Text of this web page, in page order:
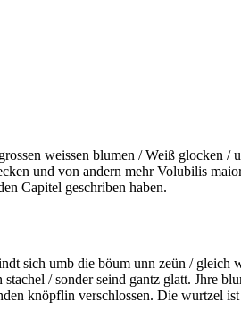
weissen blumen / Weiß glocken /
und von andern mehrVolubilis
Capitel geschriben haben.
sich umb die böum unn zeün / gleich
/ sonder seind gantz glatt. Jhre
knöpflin verschlossen. Die wurtzel